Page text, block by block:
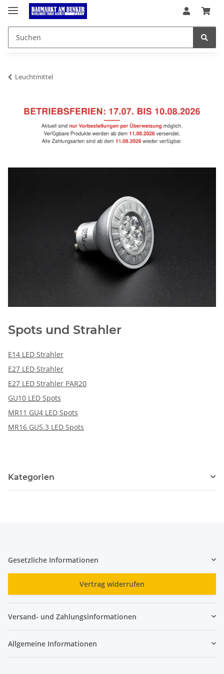
Leuchtmittel
Spots und Strahler
E14 LED Strahler
E27 LED Strahler
E27 LED Strahler PAR20
GU10 LED Spots
MR11 GU4 LED Spots
MR16 GU5.3 LED Spots
Kategorien
Gesetzliche Informationen
Vertrag widerrufen
Versand- und Zahlungsinformationen
Allgemeine Informationen